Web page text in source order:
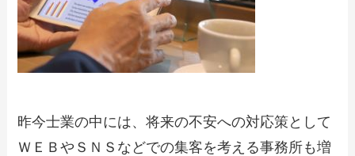
昨今士業の中には、将来の不安への対応策として
ＷＥＢやＳＮＳなどでの集客を考える事務所も増